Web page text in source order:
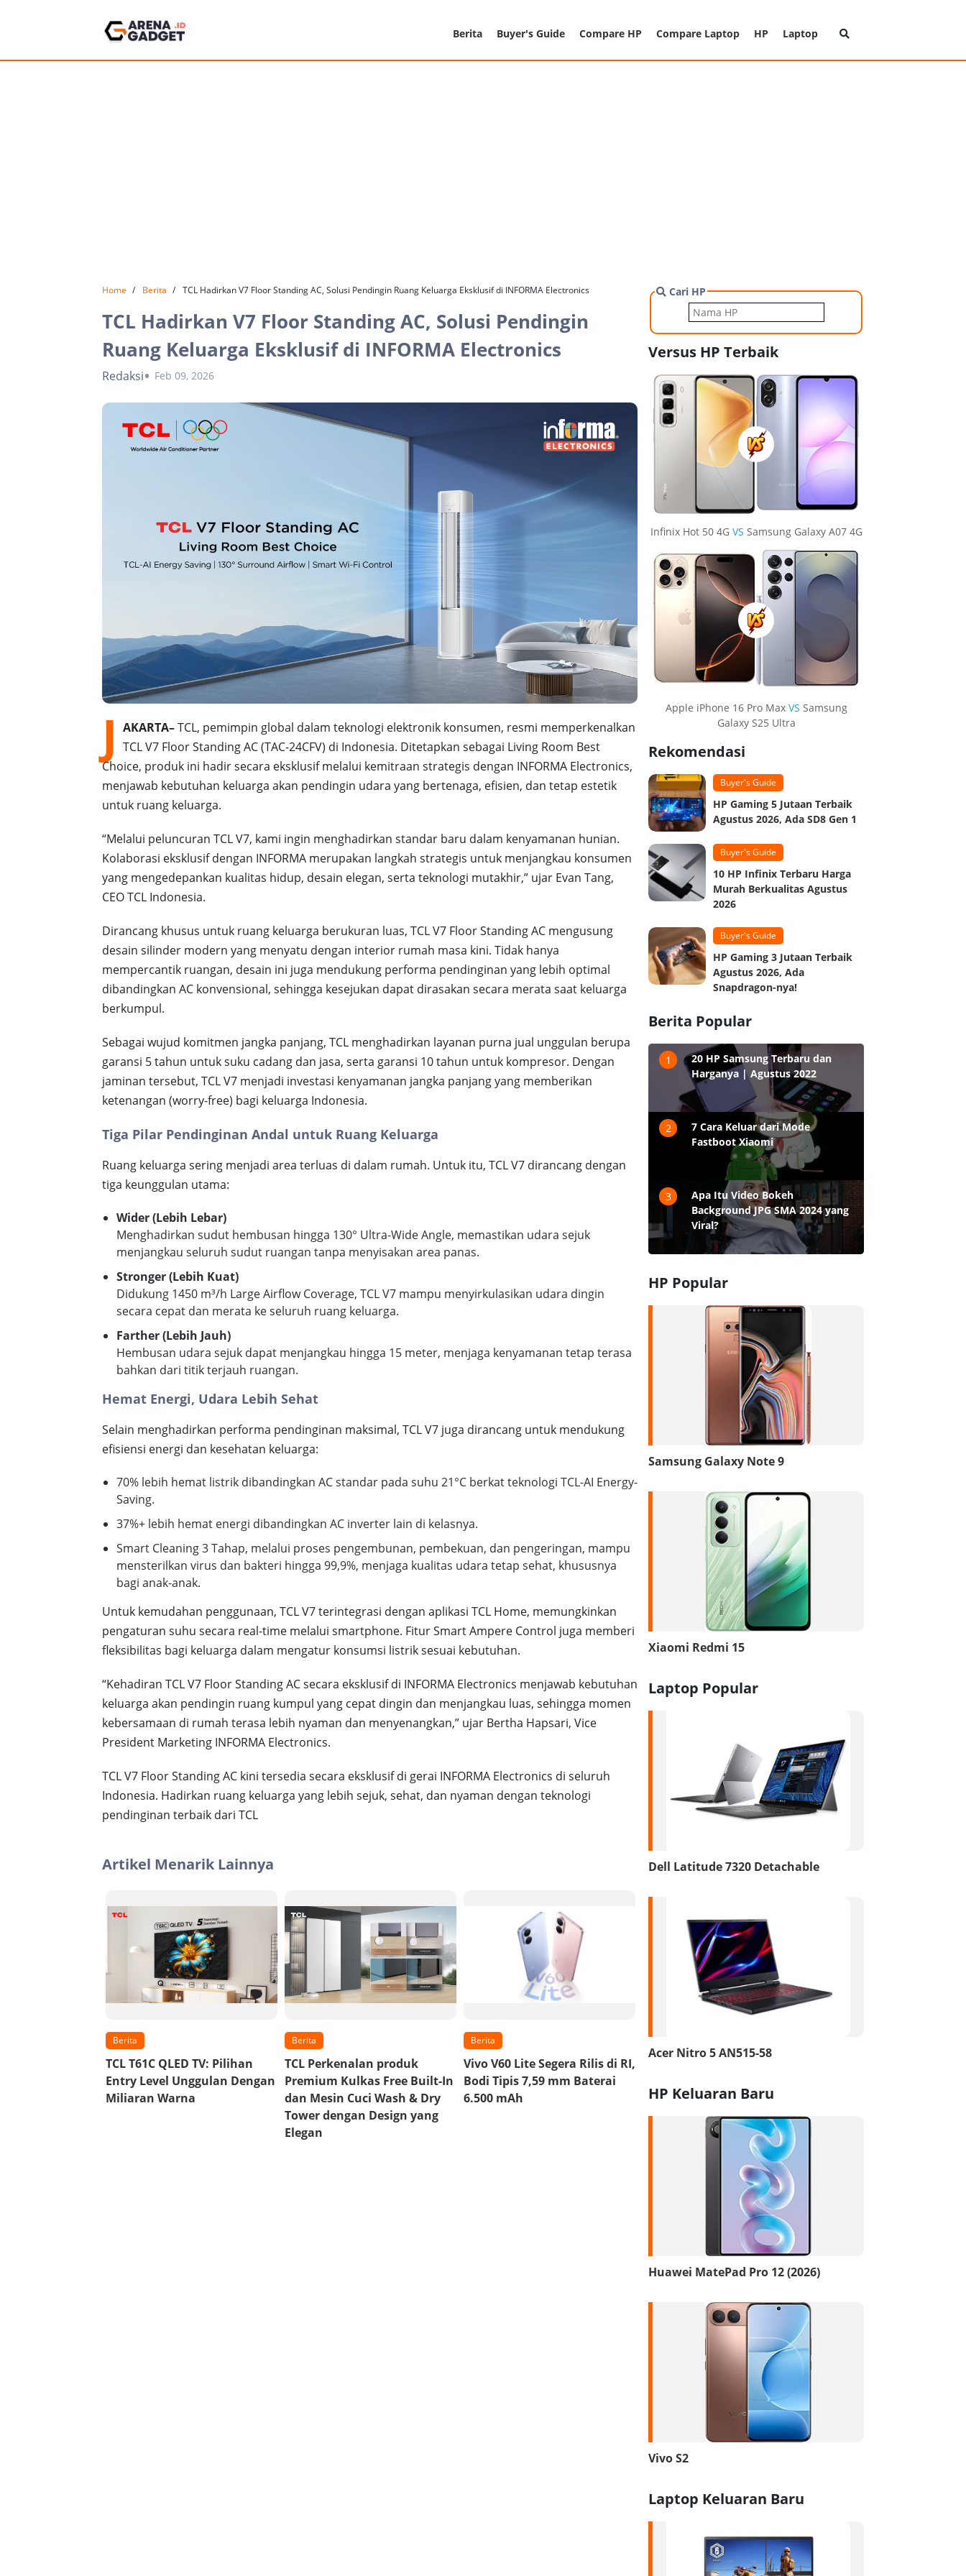
Berita Buyer's Guide Compare HP Compare Laptop HP Laptop
Home Berita TCL Hadirkan V7 Floor Standing AC, Solusi Pendingin Ruang Keluarga Eksklusif di INFORMA Electronics
TCL Hadirkan V7 Floor Standing AC, Solusi Pendingin
Ruang Keluarga Eksklusif di INFORMA Electronics
Redaksi Feb 09, 2026
J AKARTA–TCL, pemimpin global dalam teknologi elektronik konsumen, resmi memperkenalkan
TCL V7 Floor Standing AC (TAC-24CFV) di Indonesia. Ditetapkan sebagai Living Room Best
Choice, produk ini hadir secara eksklusif melalui kemitraan strategis dengan INFORMA Electronics,
menjawab kebutuhan keluarga akan pendingin udara yang bertenaga, efisien, dan tetap estetik
untuk ruang keluarga.
“Melalui peluncuran TCL V7, kami ingin menghadirkan standar baru dalam kenyamanan hunian.
Kolaborasi eksklusif dengan INFORMA merupakan langkah strategis untuk menjangkau konsumen
yang mengedepankan kualitas hidup, desain elegan, serta teknologi mutakhir,” ujar Evan Tang,
CEO TCL Indonesia.
Dirancang khusus untuk ruang keluarga berukuran luas, TCL V7 Floor Standing AC mengusung
desain silinder modern yang menyatu dengan interior rumah masa kini. Tidak hanya
mempercantik ruangan, desain ini juga mendukung performa pendinginan yang lebih optimal
dibandingkan AC konvensional, sehingga kesejukan dapat dirasakan secara merata saat keluarga
berkumpul.
Sebagai wujud komitmen jangka panjang, TCL menghadirkan layanan purna jual unggulan berupa
garansi 5 tahun untuk suku cadang dan jasa, serta garansi 10 tahun untuk kompresor. Dengan
jaminan tersebut, TCL V7 menjadi investasi kenyamanan jangka panjang yang memberikan
ketenangan (worry-free) bagi keluarga Indonesia.
Tiga Pilar Pendinginan Andal untuk Ruang Keluarga
Ruang keluarga sering menjadi area terluas di dalam rumah. Untuk itu, TCL V7 dirancang dengan
tiga keunggulan utama:
Wider (Lebih Lebar)
Menghadirkan sudut hembusan hingga 130° Ultra-Wide Angle, memastikan udara sejuk
menjangkau seluruh sudut ruangan tanpa menyisakan area panas.
Stronger (Lebih Kuat)
Didukung 1450 m³/h Large Airflow Coverage, TCL V7 mampu menyirkulasikan udara dingin
secara cepat dan merata ke seluruh ruang keluarga.
Farther (Lebih Jauh)
Hembusan udara sejuk dapat menjangkau hingga 15 meter, menjaga kenyamanan tetap terasa
bahkan dari titik terjauh ruangan.
Hemat Energi, Udara Lebih Sehat
Selain menghadirkan performa pendinginan maksimal, TCL V7 juga dirancang untuk mendukung
efisiensi energi dan kesehatan keluarga:
70% lebih hemat listrik dibandingkan AC standar pada suhu 21°C berkat teknologi TCL-AI Energy-
Saving.
37%+ lebih hemat energi dibandingkan AC inverter lain di kelasnya.
Smart Cleaning 3 Tahap, melalui proses pengembunan, pembekuan, dan pengeringan, mampu
mensterilkan virus dan bakteri hingga 99,9%, menjaga kualitas udara tetap sehat, khususnya
bagi anak-anak.
Untuk kemudahan penggunaan, TCL V7 terintegrasi dengan aplikasi TCL Home, memungkinkan
pengaturan suhu secara real-time melalui smartphone. Fitur Smart Ampere Control juga memberi
fleksibilitas bagi keluarga dalam mengatur konsumsi listrik sesuai kebutuhan.
“Kehadiran TCL V7 Floor Standing AC secara eksklusif di INFORMA Electronics menjawab kebutuhan
keluarga akan pendingin ruang kumpul yang cepat dingin dan menjangkau luas, sehingga momen
kebersamaan di rumah terasa lebih nyaman dan menyenangkan,” ujar Bertha Hapsari, Vice
President Marketing INFORMA Electronics.
TCL V7 Floor Standing AC kini tersedia secara eksklusif di gerai INFORMA Electronics di seluruh
Indonesia. Hadirkan ruang keluarga yang lebih sejuk, sehat, dan nyaman dengan teknologi
pendinginan terbaik dari TCL
Artikel Menarik Lainnya
Berita
TCL T61C QLED TV: Pilihan
Entry Level Unggulan Dengan
Miliaran Warna
Berita
TCL Perkenalan produk
Premium Kulkas Free Built-In
dan Mesin Cuci Wash & Dry
Tower dengan Design yang
Elegan
Berita
Vivo V60 Lite Segera Rilis di RI,
Bodi Tipis 7,59 mm Baterai
6.500 mAh
Cari HP
Versus HP Terbaik
Infinix Hot 50 4G VS Samsung Galaxy A07 4G
Apple iPhone 16 Pro Max VS Samsung
Galaxy S25 Ultra
Rekomendasi
Buyer's Guide
HP Gaming 5 Jutaan Terbaik
Agustus 2026, Ada SD8 Gen 1
Buyer's Guide
10 HP Infinix Terbaru Harga
Murah Berkualitas Agustus
2026
Buyer's Guide
HP Gaming 3 Jutaan Terbaik
Agustus 2026, Ada
Snapdragon-nya!
Berita Popular
1
20 HP Samsung Terbaru dan
Harganya | Agustus 2022
2
7 Cara Keluar dari Mode
Fastboot Xiaomi
3
Apa Itu Video Bokeh
Background JPG SMA 2024 yang
Viral?
HP Popular
Samsung Galaxy Note 9
Xiaomi Redmi 15
Laptop Popular
Dell Latitude 7320 Detachable
Acer Nitro 5 AN515-58
HP Keluaran Baru
Huawei MatePad Pro 12 (2026)
Vivo S2
Laptop Keluaran Baru